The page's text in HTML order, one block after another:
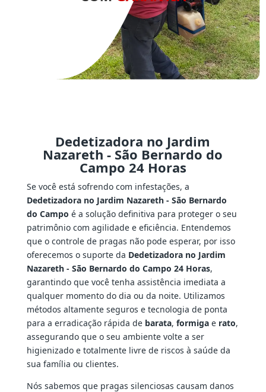
Dedetizadora no Jardim
Nazareth - São Bernardo do
Campo 24 Horas
Se você está sofrendo com infestações, a
Dedetizadora no Jardim Nazareth - São Bernardo
do Campo é a solução definitiva para proteger o seu
patrimônio com agilidade e eficiência. Entendemos
que o controle de pragas não pode esperar, por isso
oferecemos o suporte da Dedetizadora no Jardim
Nazareth - São Bernardo do Campo 24 Horas,
garantindo que você tenha assistência imediata a
qualquer momento do dia ou da noite. Utilizamos
métodos altamente seguros e tecnologia de ponta
para a erradicação rápida de barata, formigae rato,
assegurando que o seu ambiente volte a ser
higienizado e totalmente livre de riscos à saúde da
sua família ou clientes.
Nós sabemos que pragas silenciosas causam danos